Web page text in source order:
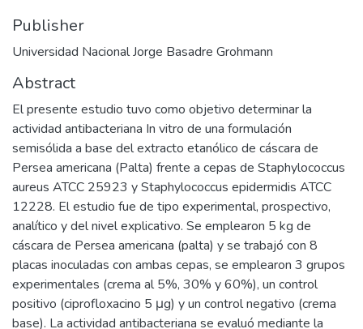
Publisher
Universidad Nacional Jorge Basadre Grohmann
Abstract
El presente estudio tuvo como objetivo determinar la
actividad antibacteriana In vitro de una formulación
semisólida a base del extracto etanólico de cáscara de
Persea americana (Palta) frente a cepas de Staphylococcus
aureus ATCC 25923 y Staphylococcus epidermidis ATCC
12228. El estudio fue de tipo experimental, prospectivo,
analítico y del nivel explicativo. Se emplearon 5 kg de
cáscara de Persea americana (palta) y se trabajó con 8
placas inoculadas con ambas cepas, se emplearon 3 grupos
experimentales (crema al 5%, 30% y 60%), un control
positivo (ciprofloxacino 5 μg) y un control negativo (crema
base). La actividad antibacteriana se evaluó mediante la